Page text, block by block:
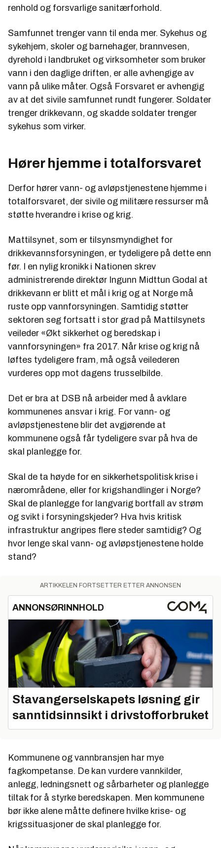
renhold og forsvarlige sanitærforhold.
Samfunnet trenger vann til enda mer. Sykehus og
sykehjem, skoler og barnehager, brannvesen,
dyrehold i landbruket og virksomheter som bruker
vann i den daglige driften, er alle avhengige av
vann på ulike måter. Også Forsvaret er avhengig
av at det sivile samfunnet rundt fungerer. Soldater
trenger drikkevann, og skadde soldater trenger
sykehus som virker.
Hører hjemme i totalforsvaret
Derfor hører vann- og avløpstjenestene hjemme i
totalforsvaret, der sivile og militære ressurser må
støtte hverandre i krise og krig.
Mattilsynet, som er tilsynsmyndighet for
drikkevannsforsyningen, er tydeligere på dette enn
før. I en nylig kronikk i Nationen skrev
administrerende direktør Ingunn Midttun Godal at
drikkevann er blitt et mål i krig og at Norge må
ruste opp vannforsyningen. Samtidig støtter
sektoren seg fortsatt i stor grad på Mattilsynets
veileder «Økt sikkerhet og beredskap i
vannforsyningen» fra 2017. Når krise og krig nå
løftes tydeligere fram, må også veilederen
vurderes opp mot dagens trusselbilde.
Det er bra at DSB nå arbeider med å avklare
kommunenes ansvar i krig. For vann- og
avløpstjenestene blir det avgjørende at
kommunene også får tydeligere svar på hva de
skal planlegge for.
Skal de ta høyde for en sikkerhetspolitisk krise i
nærområdene, eller for krigshandlinger i Norge?
Skal de planlegge for langvarig bortfall av strøm
og svikt i forsyningskjeder? Hva hvis kritisk
infrastruktur angripes flere steder samtidig? Og
hvor lenge skal vann- og avløpstjenestene holde
stand?
ARTIKKELEN FORTSETTER ETTER ANNONSEN
ANNONSØRINNHOLD
Stavangerselskapets løsning gir
sanntidsinnsikt i drivstofforbruket
Kommunene og vannbransjen har mye
fagkompetanse. De kan vurdere vannkilder,
anlegg, ledningsnett og sårbarheter og planlegge
tiltak for å styrke beredskapen. Men kommunene
bør ikke alene måtte definere hvilke krise- og
krigssituasjoner de skal planlegge for.